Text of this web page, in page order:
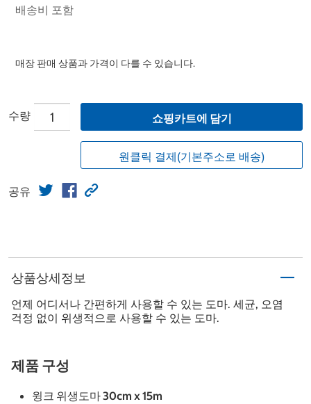
배송비 포함
매장 판매 상품과 가격이 다를 수 있습니다.
수량 쇼핑카트에 담기
원클릭 결제(기본주소로 배송)
공유
상품상세정보
언제 어디서나 간편하게 사용할 수 있는 도마. 세균, 오염
걱정 없이 위생적으로 사용할 수 있는 도마.
제품 구성
윙크 위생도마 30cm x 15m